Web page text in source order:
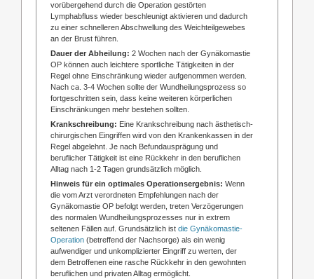
vorübergehend durch die Operation gestörten
Lymphabfluss wieder beschleunigt aktivieren und dadurch
zu einer schnelleren Abschwellung des Weichteilgewebes
an der Brust führen.
Dauer der Abheilung: 2 Wochen nach der Gynäkomastie
OP können auch leichtere sportliche Tätigkeiten in der
Regel ohne Einschränkung wieder aufgenommen werden.
Nach ca. 3-4 Wochen sollte der Wundheilungsprozess so
fortgeschritten sein, dass keine weiteren körperlichen
Einschränkungen mehr bestehen sollten.
Krankschreibung: Eine Krankschreibung nach ästhetisch-
chirurgischen Eingriffen wird von den Krankenkassen in der
Regel abgelehnt. Je nach Befundausprägung und
beruflicher Tätigkeit ist eine Rückkehr in den beruflichen
Alltag nach 1-2 Tagen grundsätzlich möglich.
Hinweis für ein optimales Operationsergebnis: Wenn
die vom Arzt verordneten Empfehlungen nach der
Gynäkomastie OP befolgt werden, treten Verzögerungen
des normalen Wundheilungsprozesses nur in extrem
seltenen Fällen auf. Grundsätzlich ist die Gynäkomastie-
Operation(betreffend der Nachsorge) als ein wenig
aufwendiger und unkomplizierter Eingriff zu werten, der
dem Betroffenen eine rasche Rückkehr in den gewohnten
beruflichen und privaten Alltag ermöglicht.